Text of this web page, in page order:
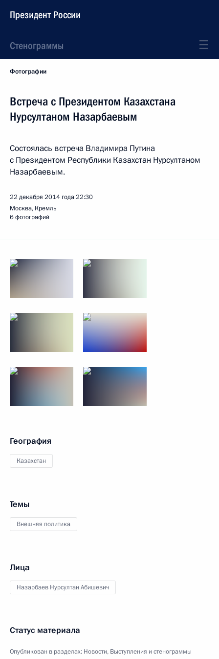
Президент России
Стенограммы
Фотографии
Встреча с Президентом Казахстана
Нурсултаном Назарбаевым
Состоялась встреча Владимира Путина
с Президентом Республики Казахстан Нурсултаном
Назарбаевым.
22 декабря 2014 года22:30
Москва, Кремль
6 фотографий
География
Казахстан
Темы
Внешняя политика
Лица
Назарбаев Нурсултан Абишевич
Статус материала
Опубликован в разделах: Новости, Выступления и стенограммы